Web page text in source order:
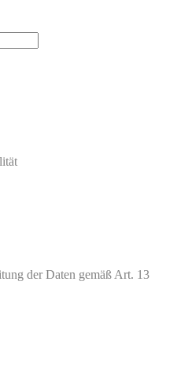
der Daten gemäß Art. 13